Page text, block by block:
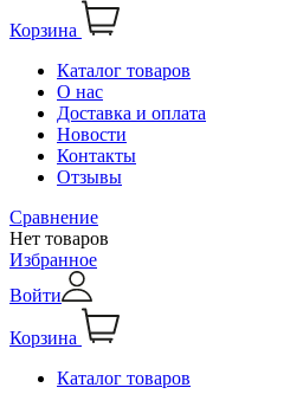
Корзина
Каталог товаров
О нас
Доставка и оплата
Новости
Контакты
Отзывы
Сравнение
Нет товаров
Избранное
Войти
Корзина
Каталог товаров